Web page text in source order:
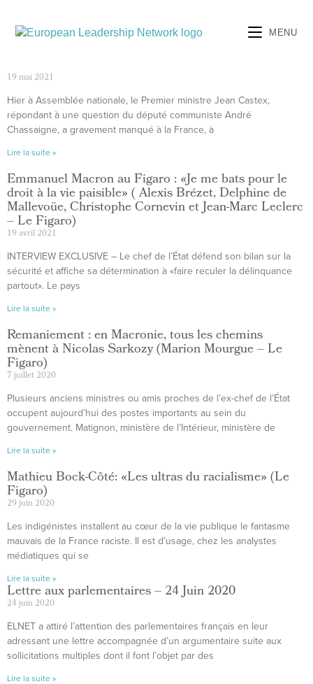
MENU
19 mai 2021
Hier à Assemblée nationale, le Premier ministre Jean Castex,
répondant à une question du député communiste André
Chassaigne, a gravement manqué à la France, à
Lire la suite »
Emmanuel Macron au Figaro : «Je me bats pour le
droit à la vie paisible» ( Alexis Brézet, Delphine de
Mallevoüe, Christophe Cornevin et Jean-Marc Leclerc
– Le Figaro)
19 avril 2021
INTERVIEW EXCLUSIVE – Le chef de l’État défend son bilan sur la
sécurité et affiche sa détermination à «faire reculer la délinquance
partout». Le pays
Lire la suite »
Remaniement : en Macronie, tous les chemins
mènent à Nicolas Sarkozy (Marion Mourgue – Le
Figaro)
7 juillet 2020
Plusieurs anciens ministres ou amis proches de l’ex-chef de l’État
occupent aujourd’hui des postes importants au sein du
gouvernement. Matignon, ministère de l’Intérieur, ministère de
Lire la suite »
Mathieu Bock-Côté: «Les ultras du racialisme» (Le
Figaro)
29 juin 2020
Les indigénistes installent au cœur de la vie publique le fantasme
mauvais de la France raciste. Il est d’usage, chez les analystes
médiatiques qui se
Lire la suite »
Lettre aux parlementaires – 24 Juin 2020
24 juin 2020
ELNET a attiré l’attention des parlementaires français en leur
adressant une lettre accompagnée d’un argumentaire suite aux
sollicitations multiples dont il font l’objet par des
Lire la suite »